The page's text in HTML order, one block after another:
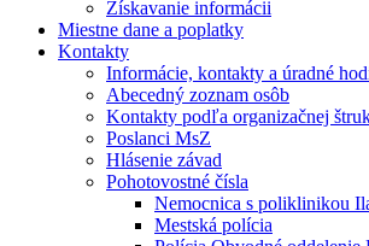
Získavanie informácii
Miestne dane a poplatky
Kontakty
Informácie, kontakty a úradné
Abecedný zoznam osôb
Kontakty podľa organizačnej
Poslanci MsZ
Hlásenie závad
Pohotovostné čísla
Nemocnica s poliklinikou
Mestská polícia